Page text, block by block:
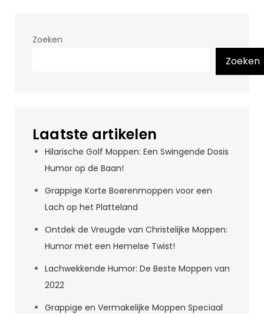
Zoeken
Zoeken
Laatste artikelen
Hilarische Golf Moppen: Een Swingende Dosis
Humor op de Baan!
Grappige Korte Boerenmoppen voor een
Lach op het Platteland
Ontdek de Vreugde van Christelijke Moppen:
Humor met een Hemelse Twist!
Lachwekkende Humor: De Beste Moppen van
2022
Grappige en Vermakelijke Moppen Speciaal